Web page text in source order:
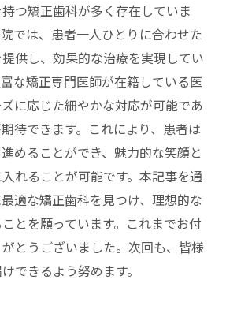
つ矯正歯科が多く存在していま
では、患者一人ひとりに合わせた
供し、効果的な治療を実現してい
な矯正専門医師が在籍している医
に応じた細やかな対応が可能であ
待できます。これにより、患者は
めることができ、魅力的な笑顔と
れることが可能です。本記事を通
適な矯正歯科を見つけ、理想的な
とを願っています。これまでお付
とうございました。次回も、皆様
できるよう努めます。